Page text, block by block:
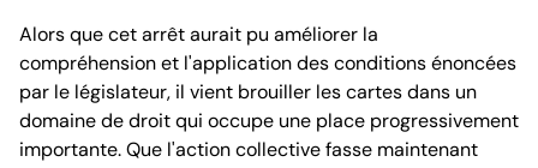
Alors que cet arrêt aurait pu améliorer la
compréhension et l'application des conditions énoncées
par le législateur, il vient brouiller les cartes dans un
domaine de droit qui occupe une place progressivement
importante. Que l'action collective fasse maintenant